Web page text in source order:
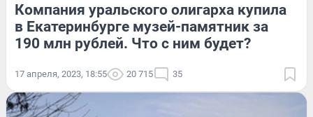
Компания уральского олигарха купила
в Екатеринбурге музей-памятник за
190 млн рублей. Что с ним будет?
17 апреля, 2023, 18:55 20 715 35